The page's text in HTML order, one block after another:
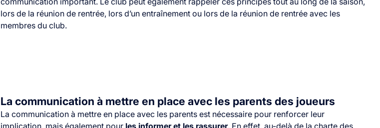
lors de la réunion de rentrée, lors d’un entraînement ou lors de la réunion de rentrée avec les
membres du club.
La communication à mettre en place avec les parents des joueurs
La communication à mettre en place avec les parents est nécessaire pour renforcer leur